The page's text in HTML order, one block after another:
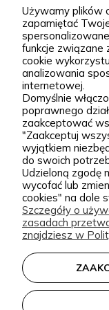
większe
stoją Wiktor i
dobierają
ofercie. W
sprawdzone,
bardziej
oraz sadzonki
nas
ogrodu w jak
stawiamy
Wiemy, że
podstawa
sprzedaży roślin
Nasze sadzonki
Podgórna 9, 97-
+48 793 037 145
Kategorie
Informacje
Używamy plików
zapamiętać
funkcje związane
cookie
analizowania
internetowej.
Domyślnie
poprawnego
zaakceptować
"Zaakceptuj
wyjątkiem
do swoich
Udzieloną zgodę
wycofać lub
cookies" na dole
Szczegóły o
zasadach
znajdziesz w